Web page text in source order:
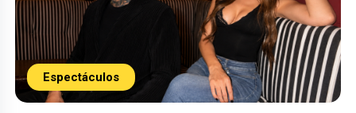
Espectáculos